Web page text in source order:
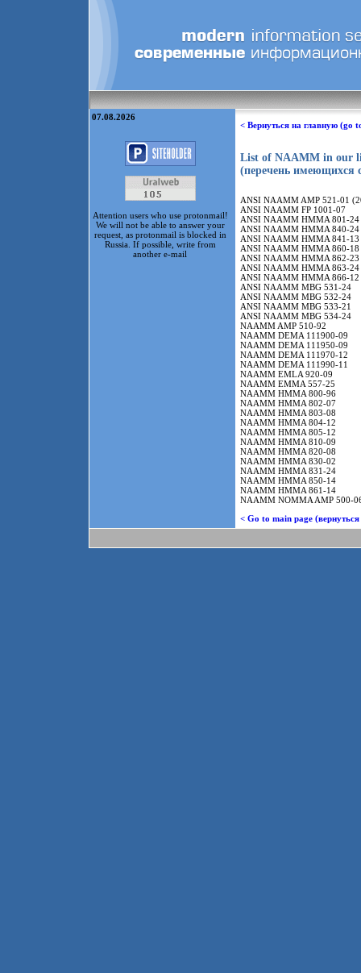
07.08.2026
Attention users who use protonmail!
We will not be able to answer your
request, as protonmail is blocked in
Russia. If possible, write from
another e-mail
< Вернуться на главную (go
List of NAAMM in our
(перечень имеющихся
ANSI NAAMM AMP 521-01
ANSI NAAMM FP 1001-07
ANSI NAAMM HMMA 801-24
ANSI NAAMM HMMA 840-24
ANSI NAAMM HMMA 841-13
ANSI NAAMM HMMA 860-18
ANSI NAAMM HMMA 862-23
ANSI NAAMM HMMA 863-24
ANSI NAAMM HMMA 866-12
ANSI NAAMM MBG 531-24
ANSI NAAMM MBG 532-24
ANSI NAAMM MBG 533-21
ANSI NAAMM MBG 534-24
NAAMM AMP 510-92
NAAMM DEMA 111900-09
NAAMM DEMA 111950-09
NAAMM DEMA 111970-12
NAAMM DEMA 111990-11
NAAMM EMLA 920-09
NAAMM EMMA 557-25
NAAMM HMMA 800-96
NAAMM HMMA 802-07
NAAMM HMMA 803-08
NAAMM HMMA 804-12
NAAMM HMMA 805-12
NAAMM HMMA 810-09
NAAMM HMMA 820-08
NAAMM HMMA 830-02
NAAMM HMMA 831-24
NAAMM HMMA 850-14
NAAMM HMMA 861-14
NAAMM NOMMA AMP 500-
< Go to main page